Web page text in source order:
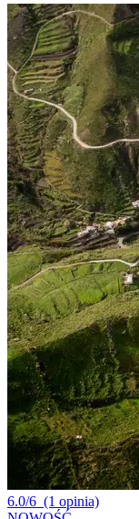
6.0/6 (1 opinia)